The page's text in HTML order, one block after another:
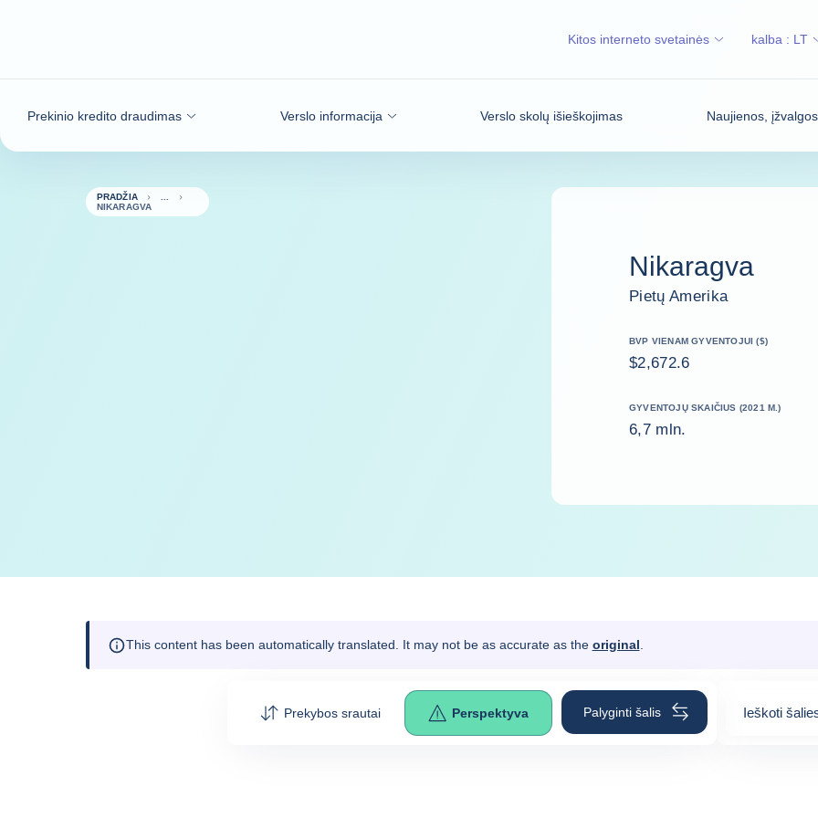
Prekinio kredito draudimas Verslo informacija Verslo skolų išieškojimas Naujienos,
Kitos interneto svetainės kalba : LT
PRADŽIA
NIKARAGVA
Nikaragva
Pietų Amerika
BVP VIENAM GYVENTOJUI ($)
$2,672.6
GYVENTOJŲ SKAIČIUS (2021 M.)
6,7 mln.
This content has been automatically translated. It may not be as accurate as the original
Prekybos srautai Perspektyva Palyginti šalis Ieškoti